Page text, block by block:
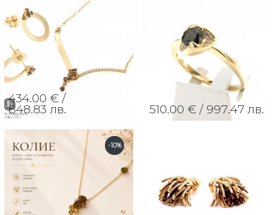
434.00 € /
848.83 лв. 510.00 € / 997.47 лв.
-10%